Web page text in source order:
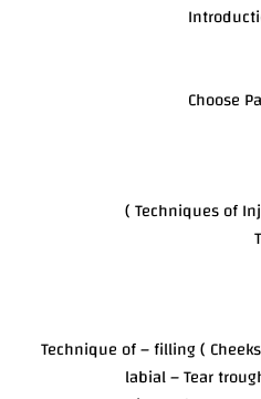
Choose
Techniques of
Technique of – filling (
labial – Tear